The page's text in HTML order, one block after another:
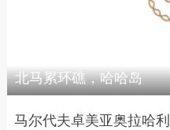
北马累环礁，哈哈岛
马尔代夫卓美亚奥拉哈利